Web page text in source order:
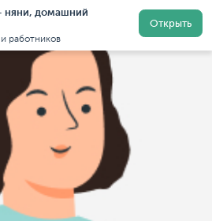
няни, домашний
работников
Открыть
Няни в Московской области Няни